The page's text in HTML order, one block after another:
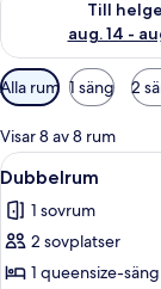
Till
aug. 14 -
Tillgängliga
filter
för
rum
Alla rum 1 säng 2
Visar 8 av 8 rum
Öppna
alla
foton
för
Dubbelrum
4
Dubbelrum
1 sovrum
2 sovplatser
1 queensize-säng